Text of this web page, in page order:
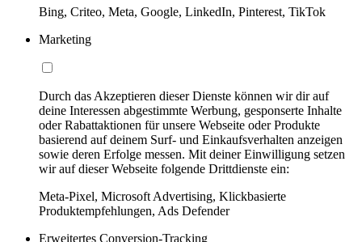
Bing, Criteo, Meta, Google, LinkedIn, Pinterest, TikTok
Marketing
Durch das Akzeptieren dieser Dienste können wir dir auf
deine Interessen abgestimmte Werbung, gesponserte Inhalte
oder Rabattaktionen für unsere Webseite oder Produkte
basierend auf deinem Surf- und Einkaufsverhalten anzeigen
sowie deren Erfolge messen. Mit deiner Einwilligung setzen
wir auf dieser Webseite folgende Drittdienste ein:
Meta-Pixel, Microsoft Advertising, Klickbasierte
Produktempfehlungen, Ads Defender
Erweitertes Conversion-Tracking